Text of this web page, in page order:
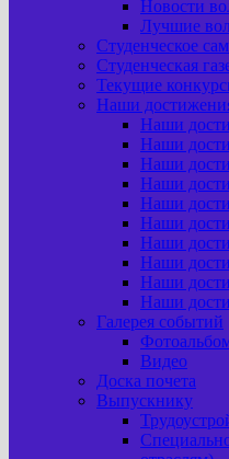
Новости
Лучшие
Студенческое
Студенческая
Текущие
Наши
Наши
Наши
Наши
Наши
Наши
Наши
Наши
Наши
Наши
Наши
Галерея событий
Видео
Доска почета
Выпускнику